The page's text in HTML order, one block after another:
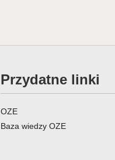
Przydatne linki
OZE
Baza wiedzy OZE